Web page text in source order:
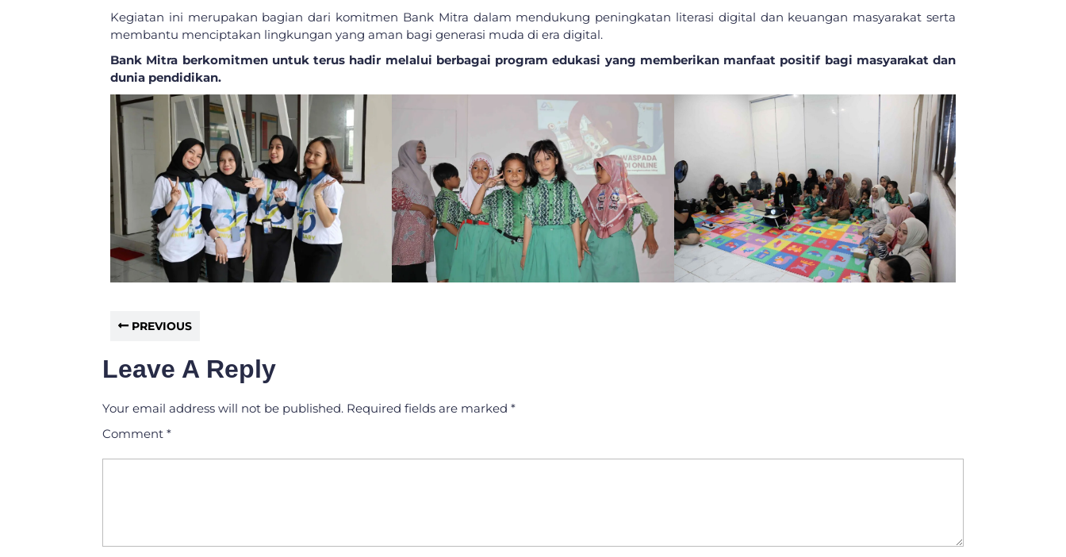
Kegiatan ini merupakan bagian dari komitmen Bank Mitra dalam mendukung peningkatan literasi digital dan keuangan masyarakat serta
membantu menciptakan lingkungan yang aman bagi generasi muda di era digital.
Bank Mitra berkomitmen untuk terus hadir melalui berbagai program edukasi yang memberikan manfaat positif bagi masyarakat dan
dunia pendidikan.
PREVIOUS
Leave A Reply
Your email address will not be published. Required fields are marked *
Comment *